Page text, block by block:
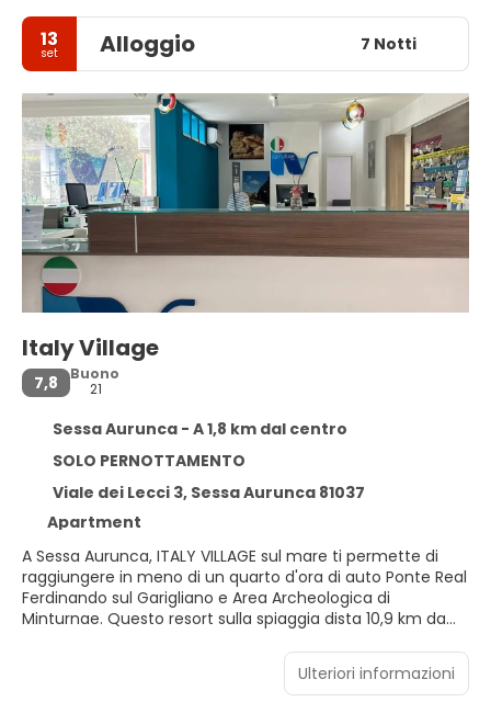
13
set Alloggio 7 Notti
Italy Village
7,8
Buono
21
Sessa Aurunca - A 1,8 km dal centro
SOLO PERNOTTAMENTO
Viale dei Lecci 3, Sessa Aurunca 81037
Apartment
A Sessa Aurunca, ITALY VILLAGE sul mare ti permette di
raggiungere in meno di un quarto d'ora di auto Ponte Real
Ferdinando sul Garigliano e Area Archeologica di
Minturnae. Questo resort sulla spiaggia dista 10,9 km da
Ulteriori informazioni